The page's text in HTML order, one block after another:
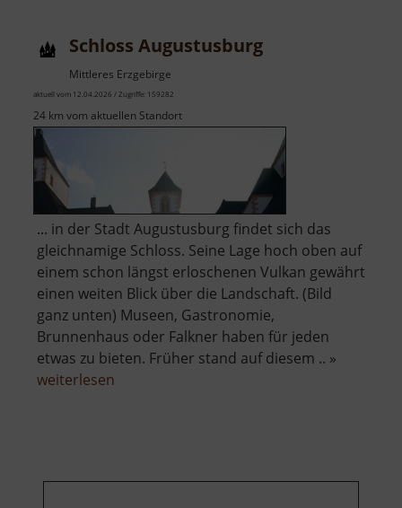
Schloss Augustusburg
Mittleres Erzgebirge
aktuell vom 12.04.2026 / Zugriffe: 159282
24 km vom aktuellen Standort
... in der Stadt Augustusburg findet sich das
gleichnamige Schloss. Seine Lage hoch oben auf
einem schon längst erloschenen Vulkan gewährt
einen weiten Blick über die Landschaft. (Bild
ganz unten) Museen, Gastronomie,
Brunnenhaus oder Falkner haben für jeden
etwas zu bieten. Früher stand auf diesem .. »
weiterlesen